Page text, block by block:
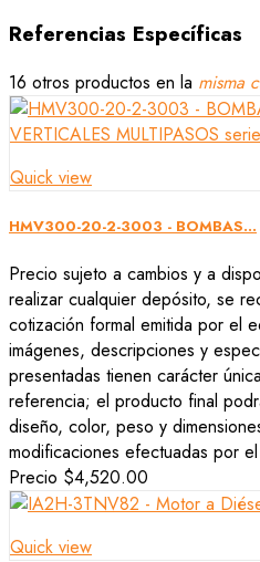
Referencias Específicas
16 otros productos en la misma
Quick view
HMV300-20-2-3003 - BOMBAS...
Precio sujeto a cambios y a
realizar cualquier depósito, se
cotización formal emitida por el
imágenes, descripciones y
presentadas tienen carácter
referencia; el producto final
diseño, color, peso y
modificaciones efectuadas por
Precio $4,520.00
Quick view